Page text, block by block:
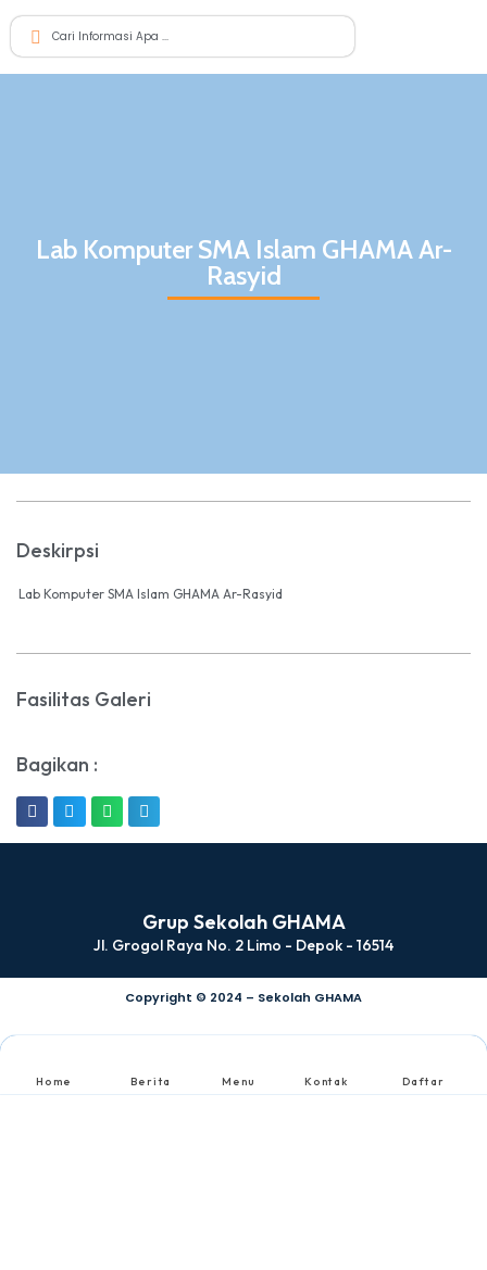
Lab Komputer SMA Islam GHAMA Ar-
Rasyid
Deskirpsi
Lab Komputer SMA Islam GHAMA Ar-Rasyid
Fasilitas Galeri
Bagikan :
Grup Sekolah GHAMA
Jl. Grogol Raya No. 2 Limo - Depok - 16514
Copyright © 2024 – Sekolah GHAMA
Home Berita Menu Kontak Daftar